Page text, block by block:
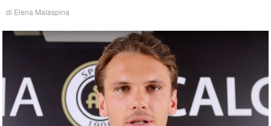
di Elena Malaspina